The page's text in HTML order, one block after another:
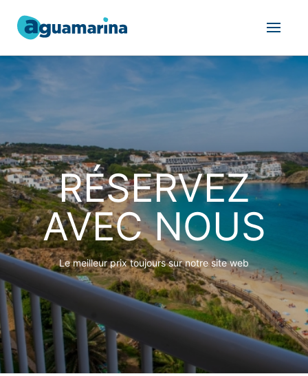
RÉSERVEZ
AVEC NOUS
Le meilleur prix toujours sur notre site web